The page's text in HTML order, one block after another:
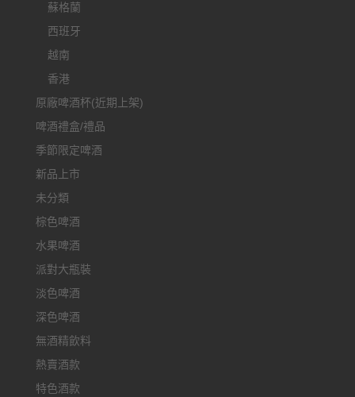
蘇格蘭
西班牙
越南
香港
原廠啤酒杯(近期上架)
啤酒禮盒/禮品
季節限定啤酒
新品上市
未分類
棕色啤酒
水果啤酒
派對大瓶裝
淡色啤酒
深色啤酒
無酒精飲料
熱賣酒款
特色酒款